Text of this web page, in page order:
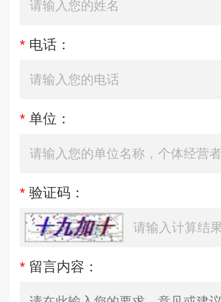
* 电话：
* 单位：
* 验证码：
* 留言内容：